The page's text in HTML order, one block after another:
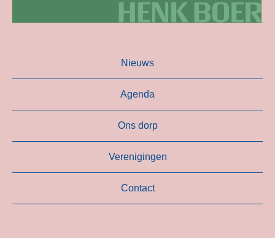
Nieuws
Agenda
Ons dorp
Verenigingen
Contact